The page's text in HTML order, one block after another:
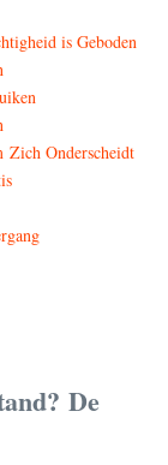
is Geboden
Onderscheidt
De